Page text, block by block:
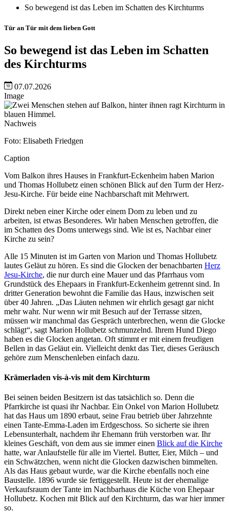
So bewegend ist das Leben im Schatten des Kirchturms
Tür an Tür mit dem lieben Gott
So bewegend ist das Leben im Schatten
des Kirchturms
07.07.2026
Image
Nachweis
Foto: Elisabeth Friedgen
Caption
Vom Balkon ihres Hauses in Frankfurt-Eckenheim haben Marion
und Thomas Hollubetz einen schönen Blick auf den Turm der Herz-
Jesu-Kirche. Für beide eine Nachbarschaft mit Mehrwert.
Direkt neben einer Kirche oder einem Dom zu leben und zu
arbeiten, ist etwas Besonderes. Wir haben Menschen getroffen, die
im Schatten des Doms unterwegs sind. Wie ist es, Nachbar einer
Kirche zu sein?
Alle 15 Minuten ist im Garten von Marion und Thomas Hollubetz
lautes Geläut zu hören. Es sind die Glocken der benachbarten Herz
Jesu-Kirche, die nur durch eine Mauer und das Pfarrhaus vom
Grundstück des Ehepaars in Frankfurt-Eckenheim getrennt sind. In
dritter Generation bewohnt die Familie das Haus, inzwischen seit
über 40 Jahren. „Das Läuten nehmen wir ehrlich gesagt gar nicht
mehr wahr. Nur wenn wir mit Besuch auf der Terrasse sitzen,
müssen wir manchmal das Gespräch unterbrechen, wenn die Glocke
schlägt“, sagt Marion Hollubetz schmunzelnd. Ihrem Hund Diego
haben es die Glocken angetan. Oft stimmt er mit einem freudigen
Bellen in das Geläut ein. Vielleicht denkt das Tier, dieses Geräusch
gehöre zum Menschenleben einfach dazu.
Krämerladen vis-à-vis mit dem Kirchturm
Bei seinen beiden Besitzern ist das tatsächlich so. Denn die
Pfarrkirche ist quasi ihr Nachbar. Ein Onkel von Marion Hollubetz
hat das Haus um 1890 erbaut, seine Frau betrieb über Jahrzehnte
einen Tante-Emma-Laden im Erdgeschoss. So sicherte sie ihren
Lebensunterhalt, nachdem ihr Ehemann früh verstorben war. Ihr
kleines Geschäft, von dem aus sie immer einen Blick auf die Kirche
hatte, war Anlaufstelle für alle im Viertel. Butter, Eier, Milch – und
ein Schwätzchen, wenn nicht die Glocken dazwischen bimmelten.
Als das Haus gebaut wurde, war die Kirche ebenfalls noch eine
Baustelle. 1896 wurde sie fertiggestellt. Heute ist der ehemalige
Verkaufsraum der Tante im Nachbarhaus die Küche von Ehepaar
Hollubetz. Kochen mit Blick auf den Kirchturm, das war hier immer
so.